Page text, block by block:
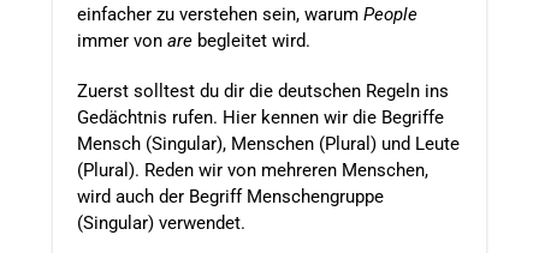
einfacher zu verstehen sein, warum People
immer von are begleitet wird.
Zuerst solltest du dir die deutschen Regeln ins
Gedächtnis rufen. Hier kennen wir die Begriffe
Mensch (Singular), Menschen (Plural) und Leute
(Plural). Reden wir von mehreren Menschen,
wird auch der Begriff Menschengruppe
(Singular) verwendet.